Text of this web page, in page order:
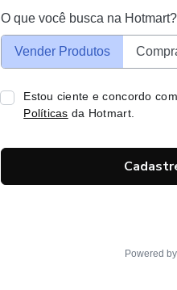
O que você busca na Hotmart?
Vender Produtos
Estou ciente e concordo
Políticas da Hotmart.
Powered by